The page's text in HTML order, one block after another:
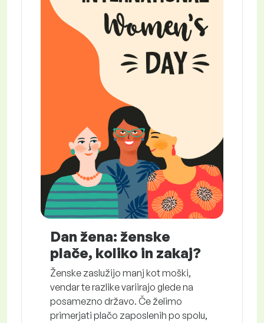
Dan žena: ženske
plače, koliko in zakaj?
Ženske zaslužijo manj kot moški,
vendar te razlike variirajo glede na
posamezno državo. Če želimo
primerjati plačo zaposlenih po spolu,